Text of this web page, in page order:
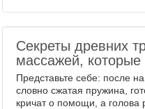
Секреты древних
массажей,
Представьте себе: после
словно сжатая пружина,
кричат о помощи, а голова